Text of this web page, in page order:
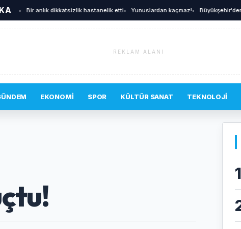
• Bir anlık dikkatsizlik hastanelik etti• Yunuslardan kaçmaz!• Büyükşehir'den
REKLAM ALANI
EKONOMI SPOR KÜLTÜR SANAT TEKNOLOJI
1